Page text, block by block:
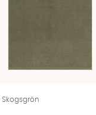
Skogsgrön